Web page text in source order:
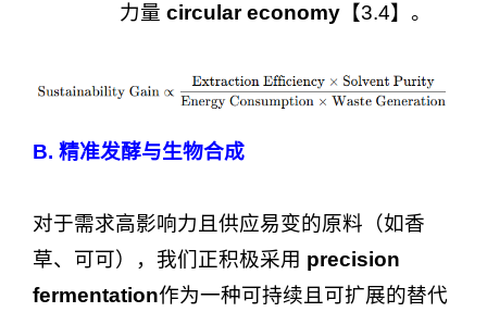
力量 circular economy 【3.4】。
B. 精准发酵与生物合成
对于需求高影响力且供应易变的原料（如香
草、可可），我们正积极采用 precision
fermentation作为一种可持续且可扩展的替代